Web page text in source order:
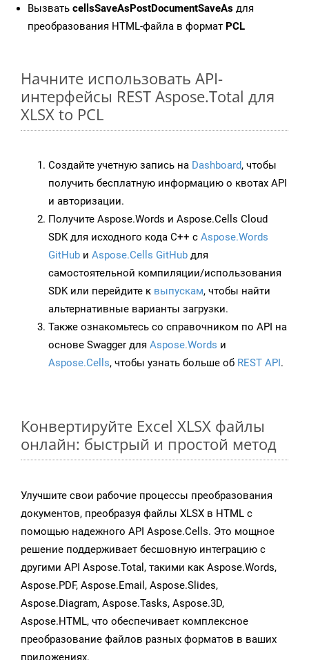
Вызвать cellsSaveAsPostDocumentSaveAs для
преобразования HTML-файла в формат PCL
Начните использовать API-
интерфейсы REST Aspose.Total для
XLSX to PCL
Создайте учетную запись на Dashboard, чтобы
получить бесплатную информацию о квотах API
и авторизации.
Получите Aspose.Words и Aspose.Cells Cloud
SDK для исходного кода C++ с Aspose.Words
GitHub и Aspose.Cells GitHub для
самостоятельной компиляции/использования
SDK или перейдите к выпускам, чтобы найти
альтернативные варианты загрузки.
Также ознакомьтесь со справочником по API на
основе Swagger для Aspose.Words и
Aspose.Cells, чтобы узнать больше об REST API.
Конвертируйте Excel XLSX файлы
онлайн: быстрый и простой метод
Улучшите свои рабочие процессы преобразования
документов, преобразуя файлы XLSX в HTML с
помощью надежного API Aspose.Cells. Это мощное
решение поддерживает бесшовную интеграцию с
другими API Aspose.Total, такими как Aspose.Words,
Aspose.PDF, Aspose.Email, Aspose.Slides,
Aspose.Diagram, Aspose.Tasks, Aspose.3D,
Aspose.HTML, что обеспечивает комплексное
преобразование файлов разных форматов в ваших
приложениях.